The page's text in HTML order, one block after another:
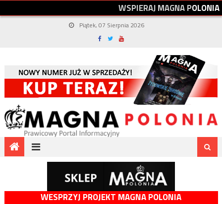
WSPIERAJMAGNAPOLONIA
Piątek, 07 Sierpnia 2026
WESPRZYJ PROJEKT MAGNA POLONIA